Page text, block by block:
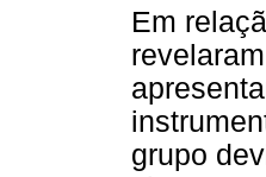
Em
grupo